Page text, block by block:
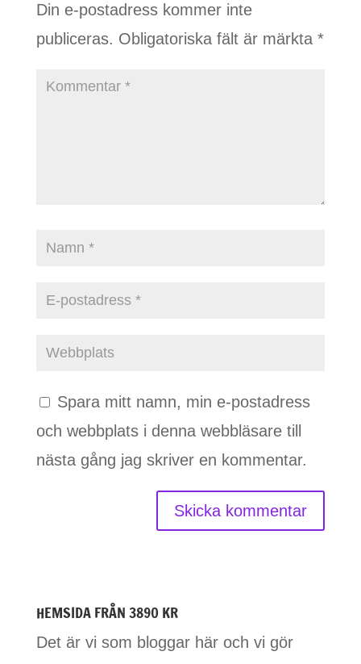
Din e-postadress kommer inte
publiceras. Obligatoriska fält är märkta *
Spara mitt namn, min e-postadress
och webbplats i denna webbläsare till
nästa gång jag skriver en kommentar.
HEMSIDA FRÅN 3890 KR
Det är vi som bloggar här och vi gör